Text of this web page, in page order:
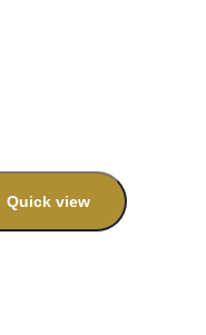
Quick view